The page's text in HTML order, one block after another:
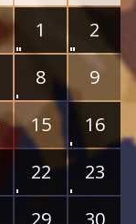
1
2
8
9
15
16
22
23
29
30